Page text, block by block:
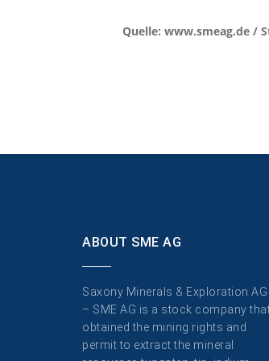
Quelle: www.smeag.de /
ABOUT SME AG
Saxony Minerals & Exploration AG
– SME AG is a stock company
obtained the mining rights and
permit to extract the mineral